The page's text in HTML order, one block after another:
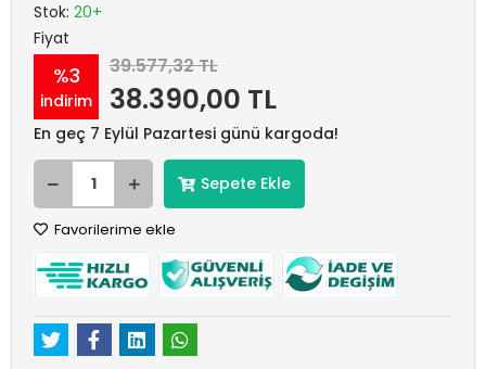
Stok: 20+
Fiyat
%3
indirim
39.577,32 TL
38.390,00 TL
En geç 7 Eylül Pazartesi günü kargoda!
Sepete Ekle
Favorilerime ekle